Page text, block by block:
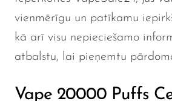
vienmērīgu un patīkamu
kā arī visu nepieciešamo
atbalstu, lai pieņemtu
Vape 20000 Puffs